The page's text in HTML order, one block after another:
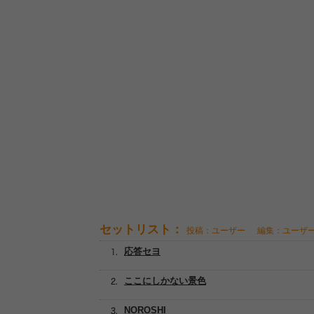
セットリスト： 投稿：ユーザー 編集：ユーザ
応答セヨ
ここにしかない景色
NOROSHI